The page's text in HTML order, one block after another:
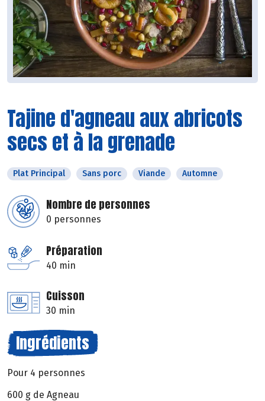
Tajine d'agneau aux abricots
secs et à la grenade
Plat Principal Sans porc Viande Automne
Nombre de personnes
0 personnes
Préparation
40 min
Cuisson
30 min
Ingrédients
Pour 4 personnes
600 g de Agneau